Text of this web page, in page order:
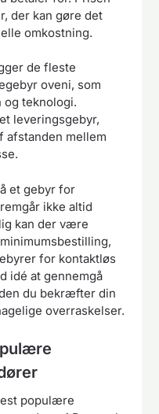
der kan gøre det
omkostning.
de fleste
oveni, som
teknologi.
leveringsgebyr,
afstanden mellem
et gebyr for
ikke altid
kan der være
for kontaktløs
idé at gennemgå
du bekræfter din
overraskelser.
populære